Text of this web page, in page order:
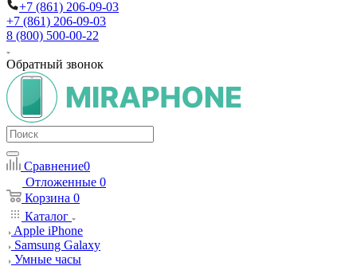
+7 (861) 206-09-03
+7 (861) 206-09-03
8 (800) 500-00-22
Обратный звонок
Сравнение0
Отложенные 0
Корзина 0
Каталог
Apple iPhone
Samsung Galaxy
Умные часы